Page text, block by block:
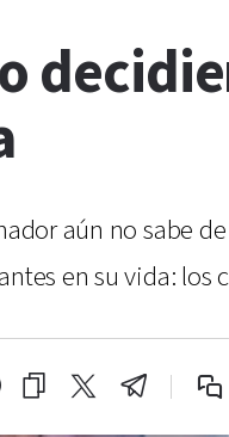
aún no sabe
en su vida: los